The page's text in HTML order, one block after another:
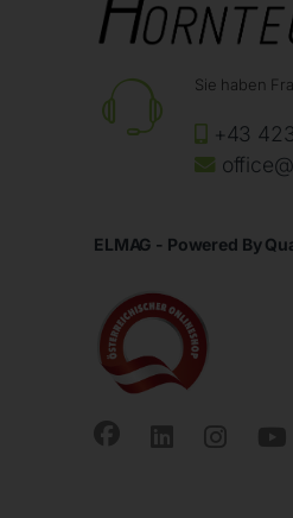
Sie haben
+43
ELMAG - Powered By